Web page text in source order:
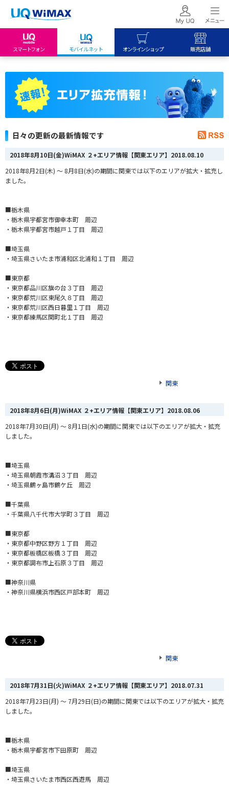
スマートフォン モバイルネット オンラインショップ 販売店舗
My UQ mobile
UQ mobile
UQ WiMAX
UQ WiMAX
日々の更新の最新情報です
2018年8月10日(金)WiMAX ２+エリア情報【関東エリア】 2018.08.10
2018年8月2日(木) ～ 8月8日(水)の期間に関東では以下のエリアが拡大・拡充し
ました。
■栃木県
・栃木県宇都宮市御幸本町 周辺
・栃木県宇都宮市越戸１丁目 周辺
■埼玉県
・埼玉県さいたま市浦和区北浦和１丁目 周辺
■東京都
・東京都品川区旗の台３丁目 周辺
・東京都荒川区東尾久８丁目 周辺
・東京都荒川区西日暮里１丁目 周辺
・東京都練馬区関町北１丁目 周辺
関東
2018年8月6日(月)WiMAX ２+エリア情報【関東エリア】 2018.08.06
2018年7月30日(月) ～ 8月1日(水)の期間に関東では以下のエリアが拡大・拡充
しました。
■埼玉県
・埼玉県朝霞市溝沼３丁目 周辺
・埼玉県鶴ヶ島市鶴ケ丘 周辺
■千葉県
・千葉県八千代市大学町３丁目 周辺
■東京都
・東京都中野区野方１丁目 周辺
・東京都板橋区板橋３丁目 周辺
・東京都調布市上石原３丁目 周辺
■神奈川県
・神奈川県横浜市西区戸部本町 周辺
関東
2018年7月31日(火)WiMAX ２+エリア情報【関東エリア】 2018.07.31
2018年7月23日(月) ～ 7月29日(日)の期間に関東では以下のエリアが拡大・拡充
しました。
■栃木県
・栃木県宇都宮市下田原町 周辺
■埼玉県
・埼玉県さいたま市西区西遊馬 周辺